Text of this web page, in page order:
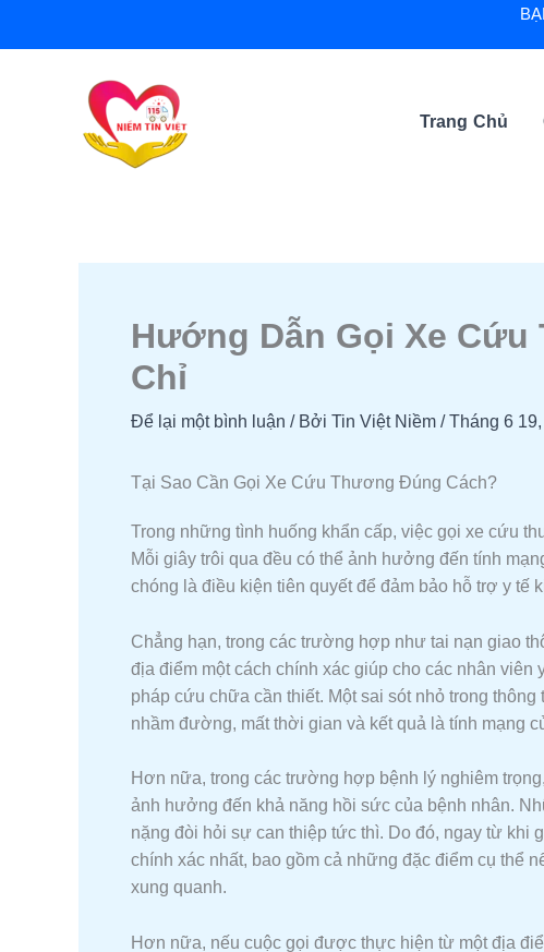
Trang Chủ
Hướng Dẫn Gọi Xe
Chỉ
Để lại một bình luận / Bởi Tin Việt Niềm /Tháng 6
Tại Sao Cần Gọi Xe Cứu Thương Đúng Cách?
Trong những tình huống khẩn cấp, việc gọi xe cứu
Mỗi giây trôi qua đều có thể ảnh hưởng đến tính
chóng là điều kiện tiên quyết để đảm bảo hỗ trợ y tế
Chẳng hạn, trong các trường hợp như tai nạn giao
địa điểm một cách chính xác giúp cho các nhân
pháp cứu chữa cần thiết. Một sai sót nhỏ trong
nhầm đường, mất thời gian và kết quả là tính mạng
Hơn nữa, trong các trường hợp bệnh lý nghiêm
ảnh hưởng đến khả năng hồi sức của bệnh nhân.
nặng đòi hỏi sự can thiệp tức thì. Do đó, ngay từ khi
chính xác nhất, bao gồm cả những đặc điểm cụ thể
xung quanh.
Hơn nữa, nếu cuộc gọi được thực hiện từ một địa